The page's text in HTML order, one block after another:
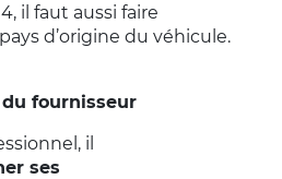
il faut aussi faire
d’origine du véhicule.
fournisseur
il
ses